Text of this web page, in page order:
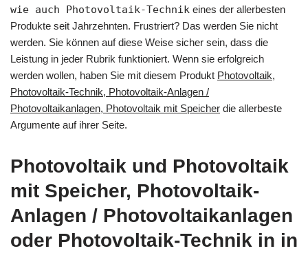
wie auch Photovoltaik-Technik eines der allerbesten
Produkte seit Jahrzehnten. Frustriert? Das werden Sie nicht
werden. Sie können auf diese Weise sicher sein, dass die
Leistung in jeder Rubrik funktioniert. Wenn sie erfolgreich
werden wollen, haben Sie mit diesem Produkt Photovoltaik,
Photovoltaik-Technik, Photovoltaik-Anlagen /
Photovoltaikanlagen, Photovoltaik mit Speicher die allerbeste
Argumente auf ihrer Seite.
Photovoltaik und Photovoltaik
mit Speicher, Photovoltaik-
Anlagen / Photovoltaikanlagen
oder Photovoltaik-Technik in in